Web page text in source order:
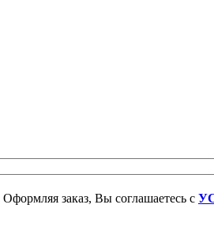
Оформляя заказ, Вы соглашаетесь с